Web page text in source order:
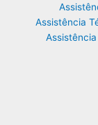
Assistência